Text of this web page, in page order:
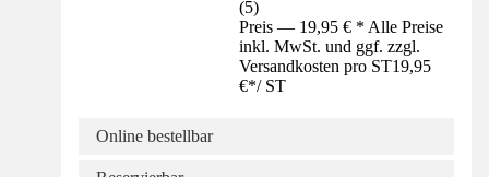
(5)
Preis — 19,95 € * Alle Preise
inkl. MwSt. und ggf. zzgl.
Versandkosten pro ST19,95
€*/ ST
Online bestellbar